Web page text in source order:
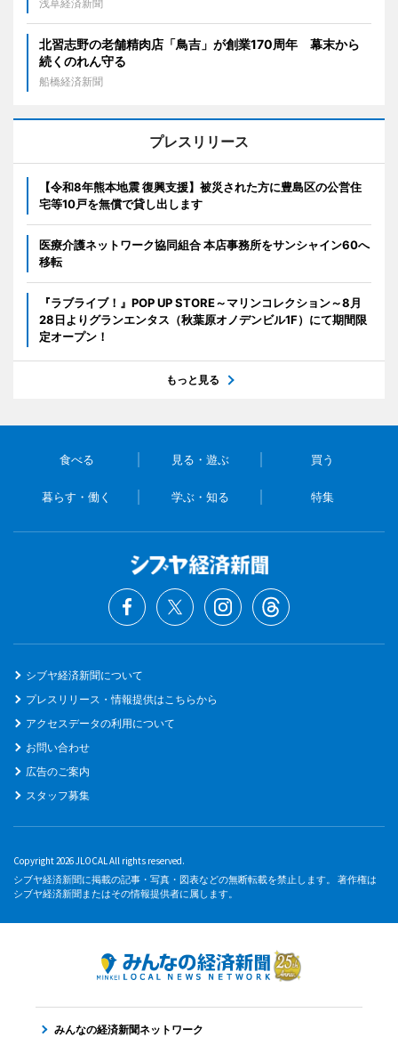
浅草経済新聞
北習志野の老舗精肉店「鳥吉」が創業170周年 幕末から
続くのれん守る
船橋経済新聞
プレスリリース
【令和8年熊本地震 復興支援】被災された方に豊島区の公営住
宅等10戸を無償で貸し出します
医療介護ネットワーク協同組合 本店事務所をサンシャイン60へ
移転
『ラブライブ！』POP UP STORE～マリンコレクション～8月
28日よりグランエンタス（秋葉原オノデンビル1F）にて期間限
定オープン！
もっと見る
食べる 見る・遊ぶ 買う
暮らす・働く 学ぶ・知る 特集
シブヤ経済新聞について
プレスリリース・情報提供はこちらから
アクセスデータの利用について
お問い合わせ
広告のご案内
スタッフ募集
Copyright 2026 JLOCAL All rights reserved.
シブヤ経済新聞に掲載の記事・写真・図表などの無断転載を禁止します。 著作権は
シブヤ経済新聞またはその情報提供者に属します。
みんなの経済新聞ネットワーク